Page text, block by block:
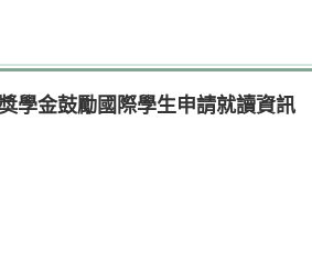
學金鼓勵國際學生申請就讀資訊